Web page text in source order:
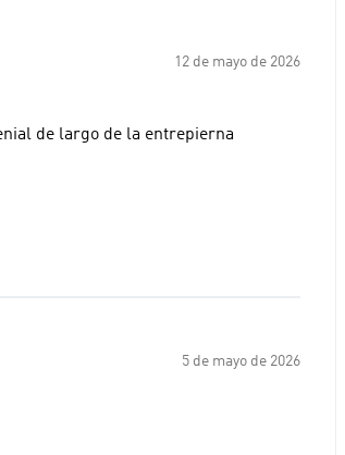
12 de mayo de 2026
de largo de la entrepierna
5 de mayo de 2026